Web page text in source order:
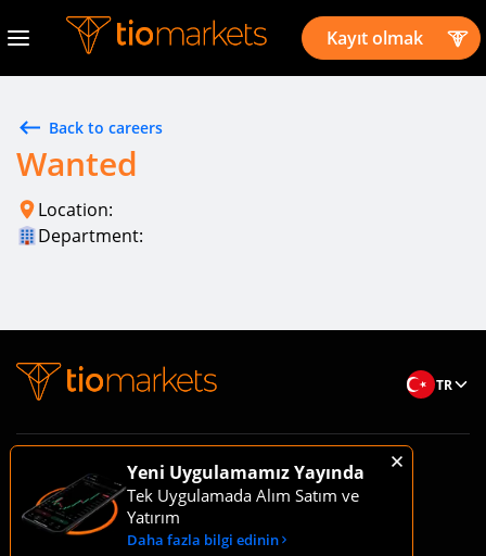
Kayıt olmak
Back to careers
Wanted
Location:
Department:
Yeni Uygulamamız Yayında
Tek Uygulamada Alım Satım ve
Yatırım
Daha fazla bilgi edinin
TR
Bize Ulaşın
support@tiomarkets.com